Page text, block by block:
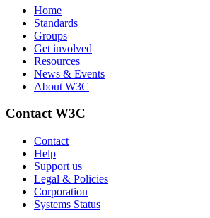
Home
Standards
Groups
Get involved
Resources
News & Events
About W3C
Contact W3C
Contact
Help
Support us
Legal & Policies
Corporation
Systems Status